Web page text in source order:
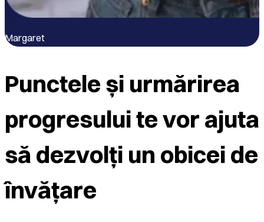
Margaret
Punctele și urmărirea
progresului te vor ajuta
să dezvolți un obicei de
învățare